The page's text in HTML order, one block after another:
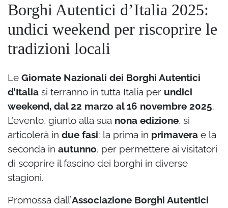
Borghi Autentici d’Italia 2025:
undici weekend per riscoprire le
tradizioni locali
Le Giornate Nazionali dei Borghi Autentici
d’Italia si terranno in tutta Italia per undici
weekend, dal 22 marzo al 16 novembre 2025.
L’evento, giunto alla sua nona edizione, si
articolerà in due fasi: la prima in primavera e la
seconda in autunno, per permettere ai visitatori
di scoprire il fascino dei borghi in diverse
stagioni.
Promossa dall’Associazione Borghi Autentici